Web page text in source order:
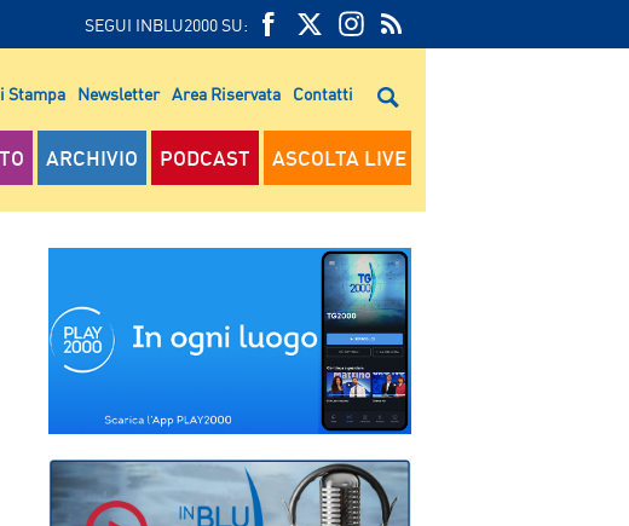
SEGUI INBLU2000 SU:
FEED
RSS
RSS
Stampa Newsletter Area Riservata Contatti
ARCHIVIO PODCAST ASCOLTA LIVE